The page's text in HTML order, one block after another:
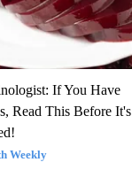
If You Have
Read This Before It's
Weekly